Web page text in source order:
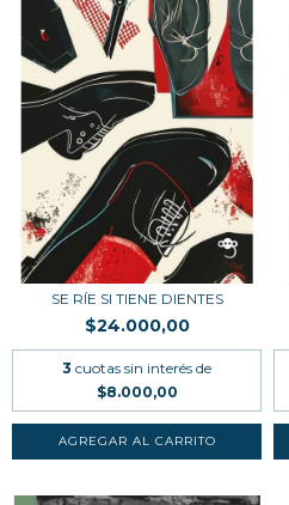
SE RÍE SI TIENE DIENTES
$24.000,00
3 cuotas sin interés de
$8.000,00